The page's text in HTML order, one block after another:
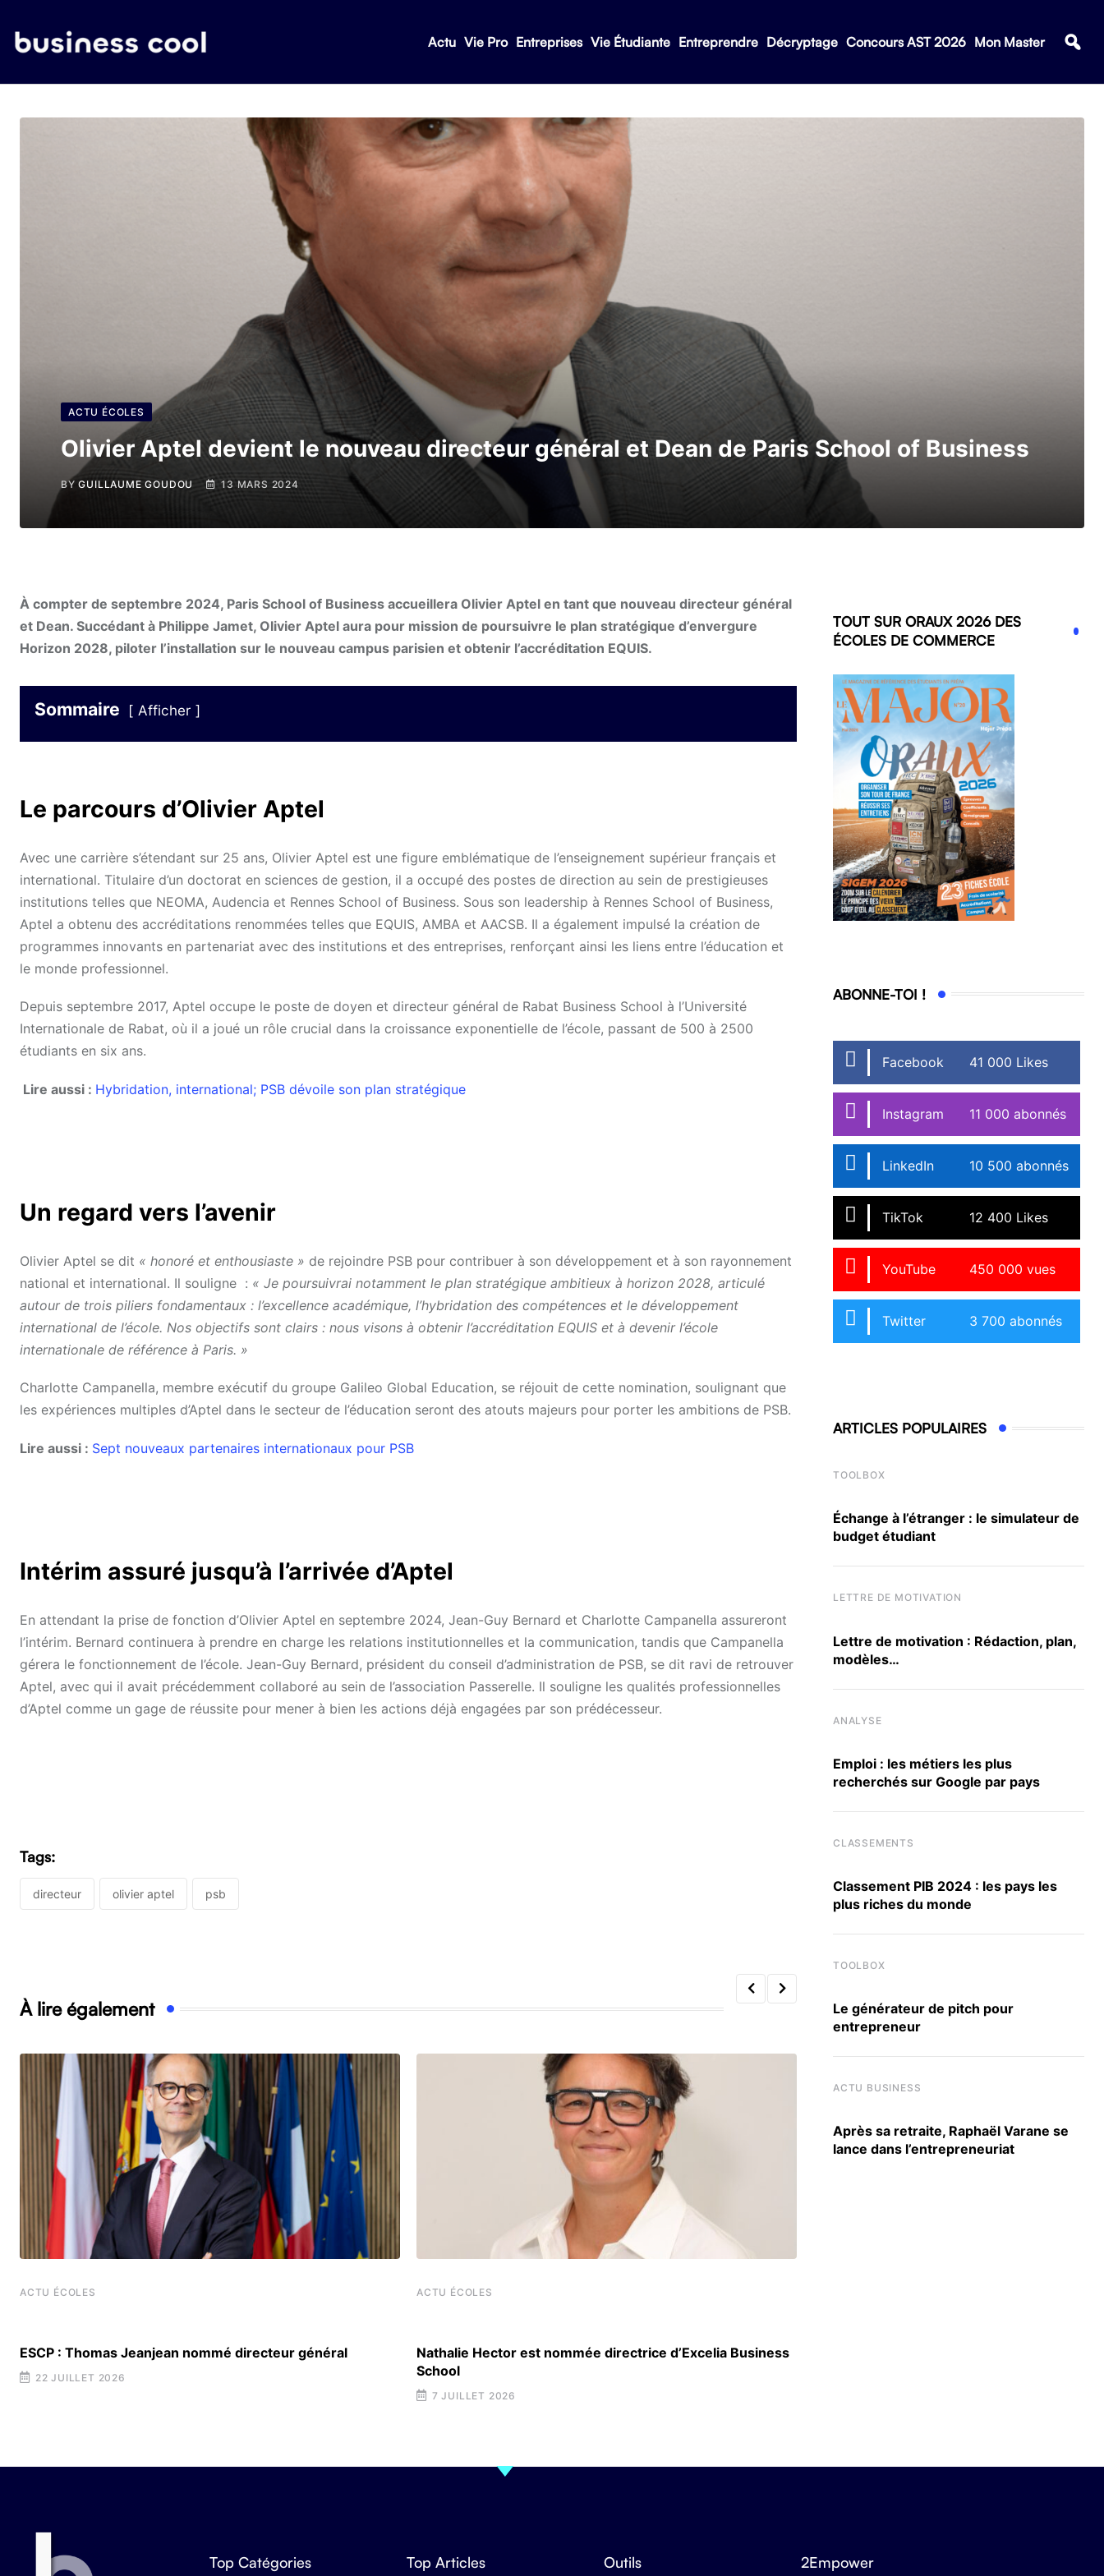
Actu Vie Pro Entreprises Vie Étudiante Entreprendre Décryptage Concours AST 2026 Mon Master
ACTU ÉCOLES
Olivier Aptel devient le nouveau directeur général et Dean de Paris School of Business
BYGUILLAUME GOUDOU 13 MARS 2024
À compter de septembre 2024, Paris School of Business accueillera Olivier Aptel en tant que nouveau directeur général
et Dean. Succédant à Philippe Jamet, Olivier Aptel aura pour mission de poursuivre le plan stratégique d’envergure
Horizon 2028, piloter l’installation sur le nouveau campus parisien et obtenir l’accréditation EQUIS.
Sommaire Afficher
Le parcours d’Olivier Aptel
Avec une carrière s’étendant sur 25 ans, Olivier Aptel est une figure emblématique de l’enseignement supérieur français et
international. Titulaire d’un doctorat en sciences de gestion, il a occupé des postes de direction au sein de prestigieuses
institutions telles que NEOMA, Audencia et Rennes School of Business. Sous son leadership à Rennes School of Business,
Aptel a obtenu des accréditations renommées telles que EQUIS, AMBA et AACSB. Il a également impulsé la création de
programmes innovants en partenariat avec des institutions et des entreprises, renforçant ainsi les liens entre l’éducation et
le monde professionnel.
Depuis septembre 2017, Aptel occupe le poste de doyen et directeur général de Rabat Business School à l’Université
Internationale de Rabat, où il a joué un rôle crucial dans la croissance exponentielle de l’école, passant de 500 à 2500
étudiants en six ans.
Lire aussi : Hybridation, international; PSB dévoile son plan stratégique
Un regard vers l’avenir
Olivier Aptel se dit « honoré et enthousiaste » de rejoindre PSB pour contribuer à son développement et à son rayonnement
national et international. Il souligne : « Je poursuivrai notamment le plan stratégique ambitieux à horizon 2028, articulé
autour de trois piliers fondamentaux : l’excellence académique, l’hybridation des compétences et le développement
international de l’école. Nos objectifs sont clairs : nous visons à obtenir l’accréditation EQUIS et à devenir l’école
internationale de référence à Paris. »
Charlotte Campanella, membre exécutif du groupe Galileo Global Education, se réjouit de cette nomination, soulignant que
les expériences multiples d’Aptel dans le secteur de l’éducation seront des atouts majeurs pour porter les ambitions de PSB.
Lire aussi : Sept nouveaux partenaires internationaux pour PSB
Intérim assuré jusqu’à l’arrivée d’Aptel
En attendant la prise de fonction d’Olivier Aptel en septembre 2024, Jean-Guy Bernard et Charlotte Campanella assureront
l’intérim. Bernard continuera à prendre en charge les relations institutionnelles et la communication, tandis que Campanella
gérera le fonctionnement de l’école. Jean-Guy Bernard, président du conseil d’administration de PSB, se dit ravi de retrouver
Aptel, avec qui il avait précédemment collaboré au sein de l’association Passerelle. Il souligne les qualités professionnelles
d’Aptel comme un gage de réussite pour mener à bien les actions déjà engagées par son prédécesseur.
Tags:
directeur olivier aptel psb
À lire également
ACTU ÉCOLES
ESCP : Thomas Jeanjean nommé directeur général
22 JUILLET 2026
ACTU ÉCOLES
Nathalie Hector est nommée directrice d’Excelia Business
School
7 JUILLET 2026
TOUT SUR ORAUX 2026 DES
ÉCOLES DE COMMERCE
ABONNE-TOI !
Facebook 41 000 Likes
Instagram 11 000 abonnés
LinkedIn 10 500 abonnés
TikTok 12 400 Likes
YouTube 450 000 vues
Twitter 3 700 abonnés
ARTICLES POPULAIRES
TOOLBOX
Échange à l’étranger : le simulateur de
budget étudiant
LETTRE DE MOTIVATION
Lettre de motivation : Rédaction, plan,
modèles…
ANALYSE
Emploi : les métiers les plus
recherchés sur Google par pays
CLASSEMENTS
Classement PIB 2024 : les pays les
plus riches du monde
TOOLBOX
Le générateur de pitch pour
entrepreneur
ACTU BUSINESS
Après sa retraite, Raphaël Varane se
lance dans l’entrepreneuriat
Top Catégories Top Articles Outils 2Empower